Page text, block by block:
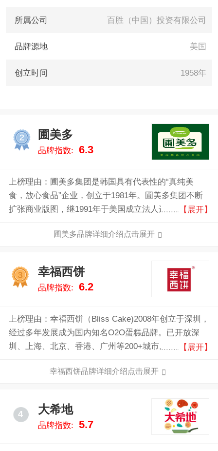
属于百胜餐饮集团。
所属公司 百胜（中国）投资有限公司
品牌源地 美国
创立时间 1958年
圃美多
品牌指数: 6.3
上榜理由：圃美多集团是韩国具有代表性的“真纯美
食，放心食品”企业，创立于1981年。圃美多集团不断
扩张商业版图，继1991年于美国成立法人进军海外市场
生产企业的地位，发展成为全球性企业。
【展开】
圃美多品牌详细介绍点击展开
幸福西饼
品牌指数: 6.2
上榜理由：幸福西饼（Bliss Cake)2008年创立于深圳，
经过多年发展成为国内知名O2O蛋糕品牌。已开放深
圳、上海、北京、香港、广州等200+城市。主要经营面
以100%新鲜制作为品牌核心竞争力，我们不断创新，
用心去感受顾客的需求，为消费者生产出健康、安全、
绿色的烘焙食品，让更多普通消费者享受五星级的烘焙
【展开】
幸福西饼品牌详细介绍点击展开
4 大希地
品牌指数: 5.7